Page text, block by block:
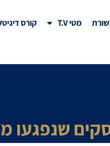
מטי T.V קורס
שנפגעו